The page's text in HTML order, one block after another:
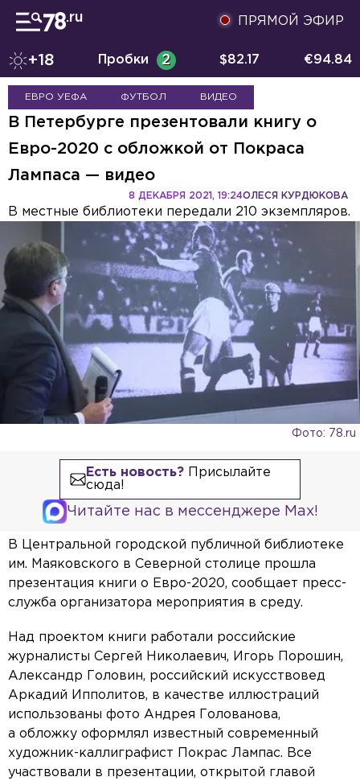
ПРЯМОЙ ЭФИР
+18 Пробки 2 $82.17 €94.84
ЕВРО УЕФА ФУТБОЛ ВИДЕО
В Петербурге презентовали книгу о
Евро-2020 с обложкой от Покраса
Лампаса — видео
ОЛЕСЯ КУРДЮКОВА
8 ДЕКАБРЯ 2021, 19:24
В местные библиотеки передали 210 экземпляров.
Фото: 78.ru
Есть новость?Присылайте
сюда!
Читайте нас в мессенджере Max!
В Центральной городской публичной библиотеке
им. Маяковского в Северной столице прошла
презентация книги о Евро-2020, сообщает пресс-
служба организатора мероприятия в среду.
Над проектом книги работали российские
журналисты Сергей Николаевич, Игорь Порошин,
Александр Головин, российский искусствовед
Аркадий Ипполитов, в качестве иллюстраций
использованы фото Андрея Голованова,
а обложку оформлял известный современный
художник-каллиграфист Покрас Лампас. Все
участвовали в презентации, открытой главой